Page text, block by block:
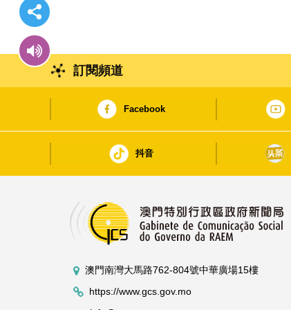
訂閱頻道
Facebook
抖音
澳門南灣大馬路762-804號中華廣場15樓
https://www.gcs.gov.mo